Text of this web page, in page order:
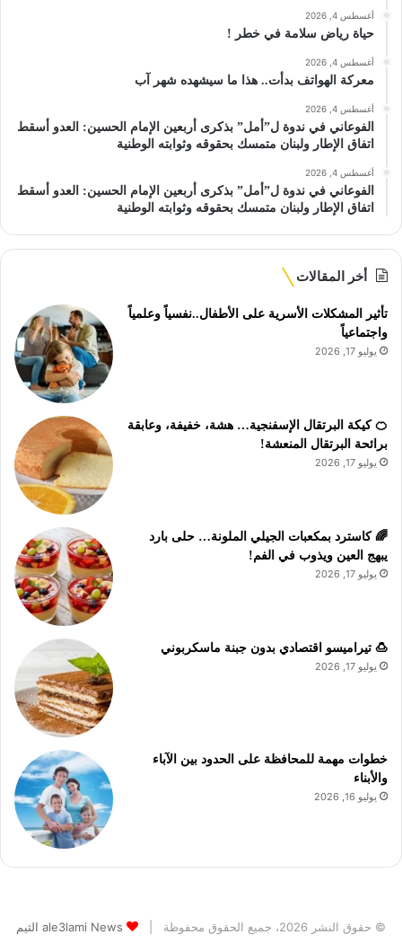
أغسطس 4, 2026
حياة رياض سلامة في خطر !
أغسطس 4, 2026
معركة الهواتف بدأت.. هذا ما سيشهده شهر آب
أغسطس 4, 2026
الفوعاني في ندوة ل”أمل” بذكرى أربعين الإمام الحسين: العدو أسقط
اتفاق الإطار ولبنان متمسك بحقوقه وثوابته الوطنية
أغسطس 4, 2026
الفوعاني في ندوة ل”أمل” بذكرى أربعين الإمام الحسين: العدو أسقط
اتفاق الإطار ولبنان متمسك بحقوقه وثوابته الوطنية
أخر المقالات
تأثير المشكلات الأسرية على الأطفال..نفسياً وعلمياً
واجتماعياً
يوليو 17, 2026
🍊 كيكة البرتقال الإسفنجية… هشة، خفيفة، وعابقة
برائحة البرتقال المنعشة!
يوليو 17, 2026
🌈 كاسترد بمكعبات الجيلي الملونة… حلى بارد
يبهج العين ويذوب في الفم!
يوليو 17, 2026
🍮 تيراميسو اقتصادي بدون جبنة ماسكربوني
يوليو 17, 2026
خطوات مهمة للمحافظة على الحدود بين الآباء
والأبناء
يوليو 16, 2026
© حقوق النشر 2026، جميع الحقوق محفوظة | ale3lami News الثيم